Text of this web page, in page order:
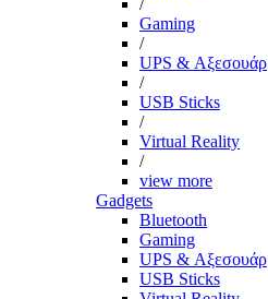
/
Gaming
/
UPS & Αξεσουάρ
/
USB Sticks
/
Virtual Reality
/
view more
Gadgets
Bluetooth
Gaming
UPS & Αξεσουάρ
USB Sticks